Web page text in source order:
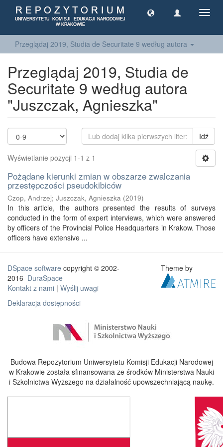
Przeglądaj 2019, Studia de Securitate 9 według autora
Przeglądaj 2019, Studia de
Securitate 9 według autora
"Juszczak, Agnieszka"
Idź
Wyświetlanie pozycji 1-1 z 1
Pożądane kierunki zmian w obszarze zwalczania
przestępczości pseudokibiców
Czop, Andrzej; Juszczak, Agnieszka (2019)
In this article, the authors presented the results of surveys
conducted in the form of expert interviews, which were answered
by officers of the Provincial Police Headquarters in Krakow. Those
officers have extensive ...
DSpace software copyright © 2002-
2016 DuraSpace
Kontakt z nami | Wyślij uwagi
Deklaracja dostępności
Theme by
Budowa Repozytorium Uniwersytetu Komisji Edukacji Narodowej
w Krakowie została sfinansowana ze środków Ministerstwa Nauki
i Szkolnictwa Wyższego na działalność upowszechniającą naukę.